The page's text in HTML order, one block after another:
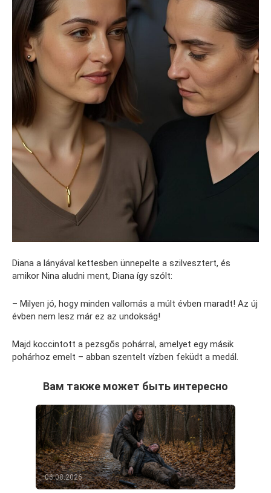
Diana a lányával kettesben ünnepelte a szilvesztert, és
amikor Nina aludni ment, Diana így szólt:
– Milyen jó, hogy minden vallomás a múlt évben maradt! Az új
évben nem lesz már ez az undokság!
Majd koccintott a pezsgős pohárral, amelyet egy másik
pohárhoz emelt – abban szentelt vízben feküdt a medál.
Вам также может быть интересно
06.08.2026